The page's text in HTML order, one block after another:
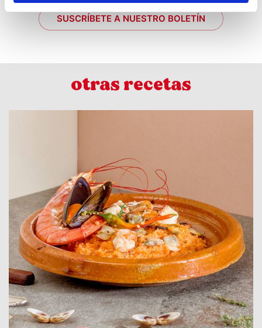
SUSCRÍBETE A NUESTRO BOLETÍN
otras recetas